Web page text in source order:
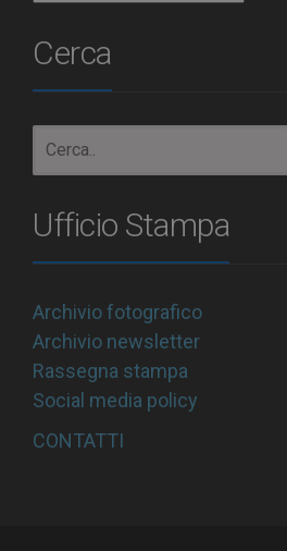
Cerca
Ufficio Stampa
Archivio fotografico
Archivio newsletter
Rassegna stampa
Social media policy
CONTATTI